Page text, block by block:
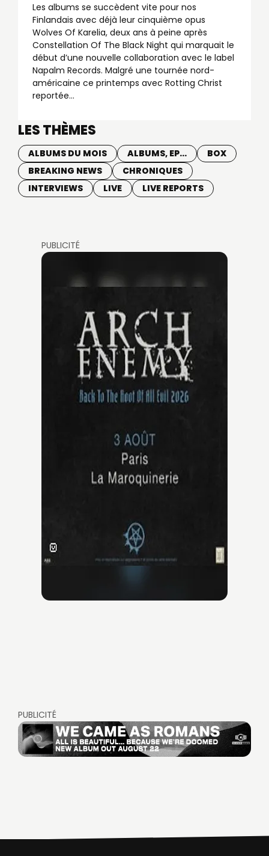
Les albums se succèdent vite pour nos
Finlandais avec déjà leur cinquième opus
Wolves Of Karelia, deux ans à peine après
Constellation Of The Black Night qui marquait le
début d’une nouvelle collaboration avec le label
Napalm Records. Malgré une tournée nord-
américaine ce printemps avec Rotting Christ
reportée…
LES THÈMES
ALBUMS DU MOIS ALBUMS, EP...
BOX
BREAKING NEWS
CHRONIQUES
INTERVIEWS
LIVE LIVE REPORTS
PUBLICITÉ
PUBLICITÉ